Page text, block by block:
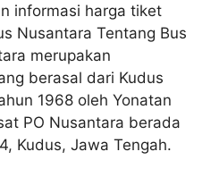
informasi harga tiket
Nusantara Tentang Bus
merupakan
berasal dari Kudus
1968 oleh Yonatan
PO Nusantara berada
Kudus, Jawa Tengah.